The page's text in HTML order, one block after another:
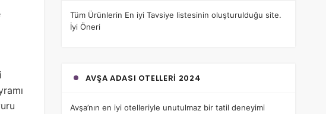
Tüm Ürünlerin En iyi Tavsiye listesinin oluşturulduğu site.
İyi Öneri
AVŞA ADASI OTELLERI 2024
Avşa’nın en iyi otelleriyle unutulmaz bir tatil deneyimi